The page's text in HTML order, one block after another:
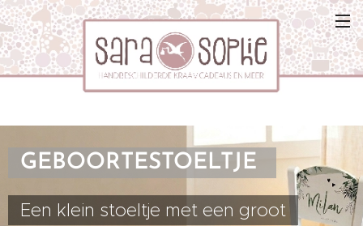
GEBOORTESTOELTJE
Een klein stoeltje met een groot